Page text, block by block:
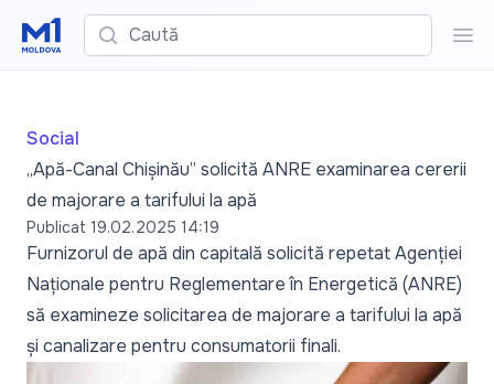
Caută
Social
„Apă-Canal Chișinău” solicită ANRE examinarea cererii
de majorare a tarifului la apă
Publicat 19.02.2025 14:19
Furnizorul de apă din capitală solicită repetat Agenției
Naționale pentru Reglementare în Energetică (ANRE)
să examineze solicitarea de majorare a tarifului la apă
și canalizare pentru consumatorii finali.